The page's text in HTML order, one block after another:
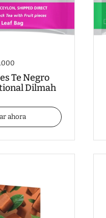
Te Negro
Dilmah
ahora